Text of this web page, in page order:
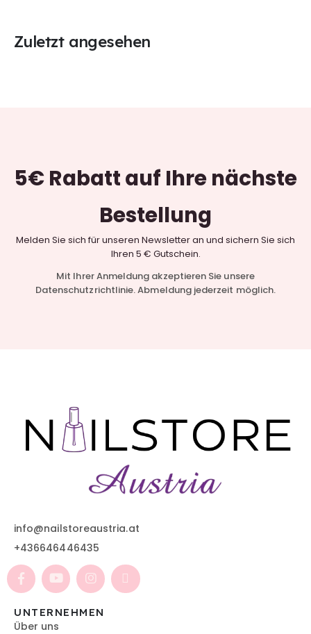
Zuletzt angesehen
5€ Rabattauf Ihre nächste
Bestellung
Melden Sie sich für unseren Newsletter an und sichern Sie sich
Ihren 5 € Gutschein.
Mit Ihrer Anmeldung akzeptieren Sie unsere
Datenschutzrichtlinie. Abmeldung jederzeit möglich.
info@nailstoreaustria.at
+436646446435
UNTERNEHMEN
Über uns